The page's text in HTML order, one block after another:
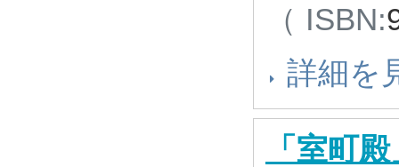
（ ISBN:
詳細を
「室町